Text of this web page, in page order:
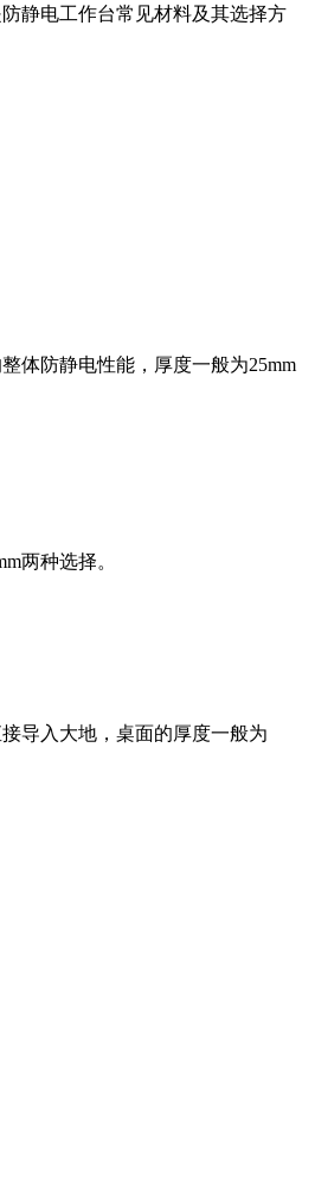
静电工作台常见材料及其选择方
体防静电性能，厚度一般为25mm
两种选择。
导入大地，桌面的厚度一般为